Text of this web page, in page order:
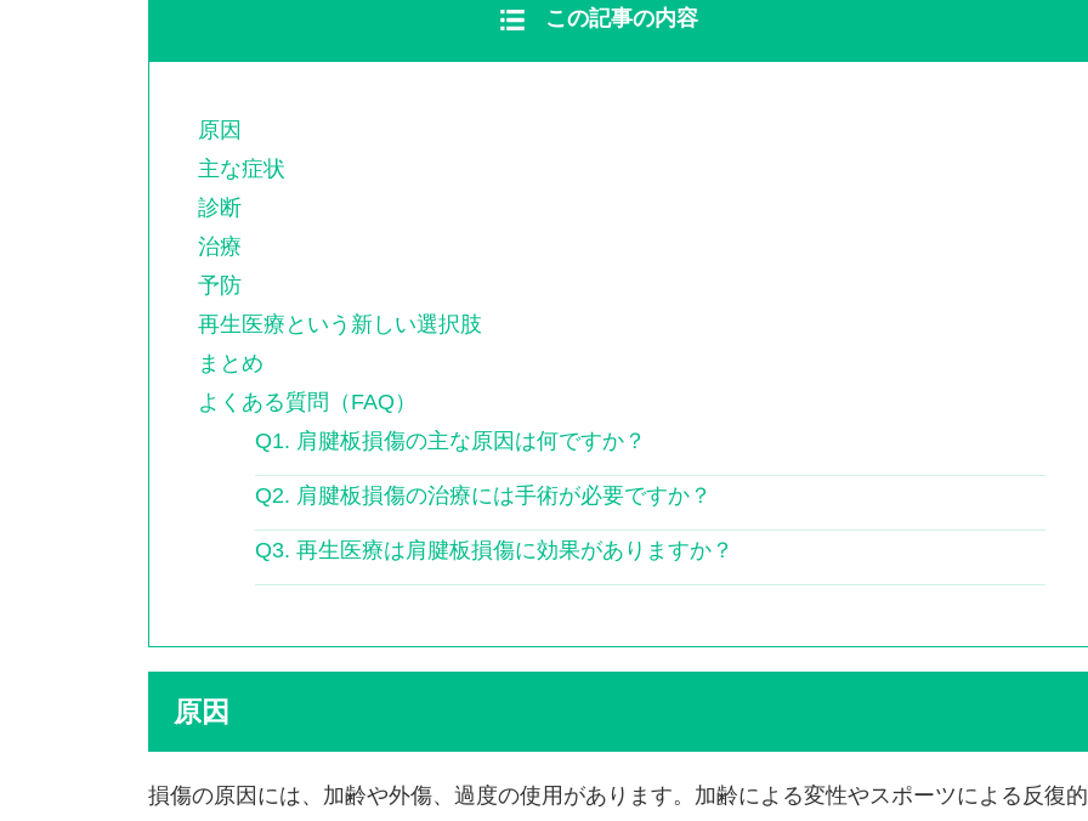
この記事の内容
原因
主な症状
診断
治療
予防
再生医療という新しい選択肢
まとめ
よくある質問（FAQ）
Q1. 肩腱板損傷の主な原因は何ですか？
Q2. 肩腱板損傷の治療には手術が必要ですか？
Q3. 再生医療は肩腱板損傷に効果がありますか？
原因
損傷の原因には、加齢や外傷、過度の使用があります。加齢による変性やスポーツによる反復的